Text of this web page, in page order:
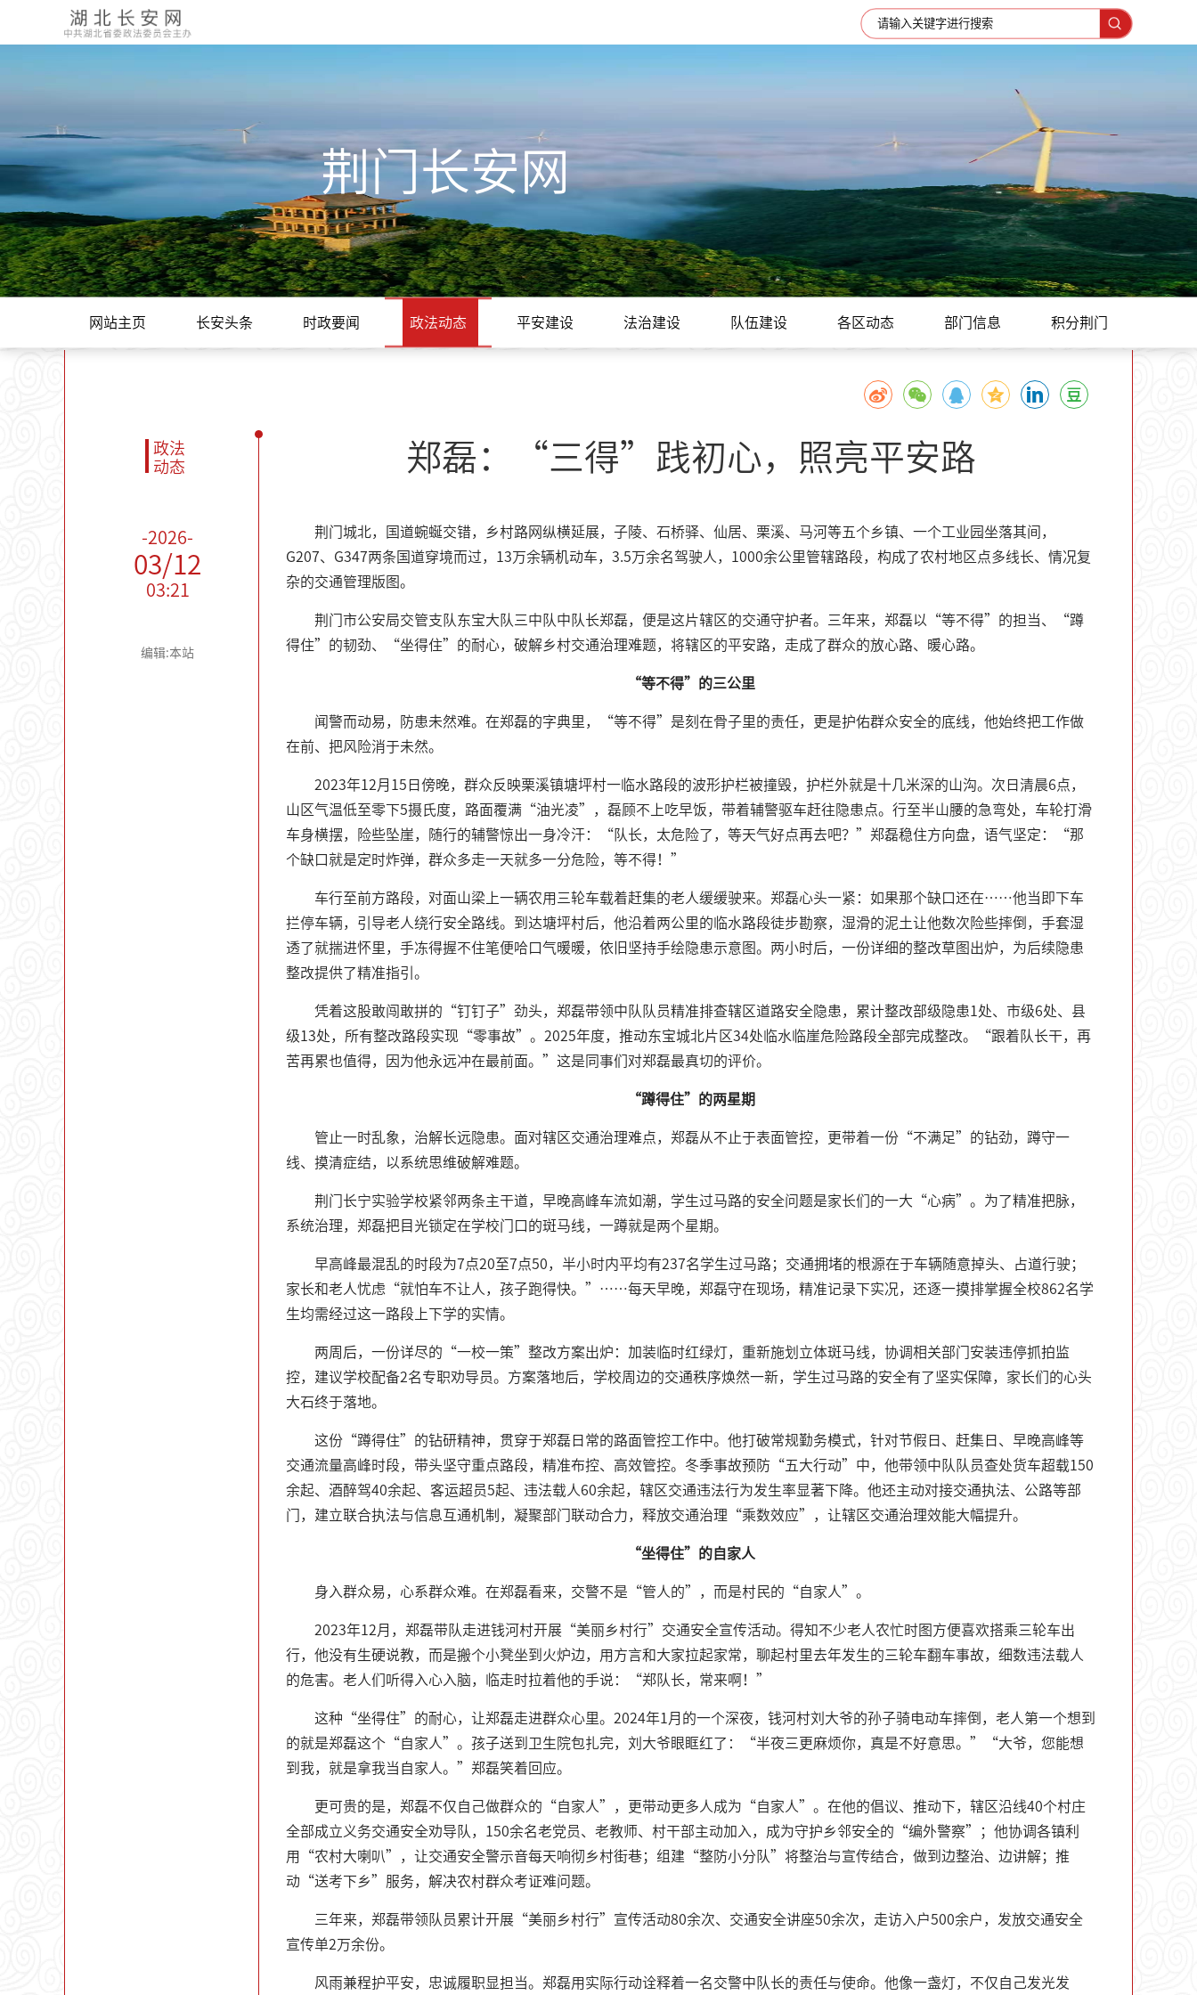
荆门长安网
网站主页 长安头条 时政要闻 政法动态 平安建设 法治建设 队伍建设 各区动态 部门信息 积分荆门
政法
动态
-2026-
03/12
03:21
编辑:本站
郑磊：“三得”践初心，照亮平安路
荆门城北，国道蜿蜒交错，乡村路网纵横延展，子陵、石桥驿、仙居、栗溪、马河等五个乡镇、一个工业园坐落其间，
G207、G347两条国道穿境而过，13万余辆机动车，3.5万余名驾驶人，1000余公里管辖路段，构成了农村地区点多线长、情况复
杂的交通管理版图。
荆门市公安局交管支队东宝大队三中队中队长郑磊，便是这片辖区的交通守护者。三年来，郑磊以“等不得”的担当、“蹲
得住”的韧劲、“坐得住”的耐心，破解乡村交通治理难题，将辖区的平安路，走成了群众的放心路、暖心路。
“等不得”的三公里
闻警而动易，防患未然难。在郑磊的字典里，“等不得”是刻在骨子里的责任，更是护佑群众安全的底线，他始终把工作做
在前、把风险消于未然。
2023年12月15日傍晚，群众反映栗溪镇塘坪村一临水路段的波形护栏被撞毁，护栏外就是十几米深的山沟。次日清晨6点，
山区气温低至零下5摄氏度，路面覆满“油光凌”，磊顾不上吃早饭，带着辅警驱车赶往隐患点。行至半山腰的急弯处，车轮打滑
车身横摆，险些坠崖，随行的辅警惊出一身冷汗：“队长，太危险了，等天气好点再去吧？”郑磊稳住方向盘，语气坚定：“那
个缺口就是定时炸弹，群众多走一天就多一分危险，等不得！”
车行至前方路段，对面山梁上一辆农用三轮车载着赶集的老人缓缓驶来。郑磊心头一紧：如果那个缺口还在……他当即下车
拦停车辆，引导老人绕行安全路线。到达塘坪村后，他沿着两公里的临水路段徒步勘察，湿滑的泥土让他数次险些摔倒，手套湿
透了就揣进怀里，手冻得握不住笔便哈口气暖暖，依旧坚持手绘隐患示意图。两小时后，一份详细的整改草图出炉，为后续隐患
整改提供了精准指引。
凭着这股敢闯敢拼的“钉钉子”劲头，郑磊带领中队队员精准排查辖区道路安全隐患，累计整改部级隐患1处、市级6处、县
级13处，所有整改路段实现“零事故”。2025年度，推动东宝城北片区34处临水临崖危险路段全部完成整改。“跟着队长干，再
苦再累也值得，因为他永远冲在最前面。”这是同事们对郑磊最真切的评价。
“蹲得住”的两星期
管止一时乱象，治解长远隐患。面对辖区交通治理难点，郑磊从不止于表面管控，更带着一份“不满足”的钻劲，蹲守一
线、摸清症结，以系统思维破解难题。
荆门长宁实验学校紧邻两条主干道，早晚高峰车流如潮，学生过马路的安全问题是家长们的一大“心病”。为了精准把脉，
系统治理，郑磊把目光锁定在学校门口的斑马线，一蹲就是两个星期。
早高峰最混乱的时段为7点20至7点50，半小时内平均有237名学生过马路；交通拥堵的根源在于车辆随意掉头、占道行驶；
家长和老人忧虑“就怕车不让人，孩子跑得快。”……每天早晚，郑磊守在现场，精准记录下实况，还逐一摸排掌握全校862名学
生均需经过这一路段上下学的实情。
两周后，一份详尽的“一校一策”整改方案出炉：加装临时红绿灯，重新施划立体斑马线，协调相关部门安装违停抓拍监
控，建议学校配备2名专职劝导员。方案落地后，学校周边的交通秩序焕然一新，学生过马路的安全有了坚实保障，家长们的心头
大石终于落地。
这份“蹲得住”的钻研精神，贯穿于郑磊日常的路面管控工作中。他打破常规勤务模式，针对节假日、赶集日、早晚高峰等
交通流量高峰时段，带头坚守重点路段，精准布控、高效管控。冬季事故预防“五大行动”中，他带领中队队员查处货车超载150
余起、酒醉驾40余起、客运超员5起、违法载人60余起，辖区交通违法行为发生率显著下降。他还主动对接交通执法、公路等部
门，建立联合执法与信息互通机制，凝聚部门联动合力，释放交通治理“乘数效应”，让辖区交通治理效能大幅提升。
“坐得住”的自家人
身入群众易，心系群众难。在郑磊看来，交警不是“管人的”，而是村民的“自家人”。
2023年12月，郑磊带队走进钱河村开展“美丽乡村行”交通安全宣传活动。得知不少老人农忙时图方便喜欢搭乘三轮车出
行，他没有生硬说教，而是搬个小凳坐到火炉边，用方言和大家拉起家常，聊起村里去年发生的三轮车翻车事故，细数违法载人
的危害。老人们听得入心入脑，临走时拉着他的手说：“郑队长，常来啊！”
这种“坐得住”的耐心，让郑磊走进群众心里。2024年1月的一个深夜，钱河村刘大爷的孙子骑电动车摔倒，老人第一个想到
的就是郑磊这个“自家人”。孩子送到卫生院包扎完，刘大爷眼眶红了：“半夜三更麻烦你，真是不好意思。”“大爷，您能想
到我，就是拿我当自家人。”郑磊笑着回应。
更可贵的是，郑磊不仅自己做群众的“自家人”，更带动更多人成为“自家人”。在他的倡议、推动下，辖区沿线40个村庄
全部成立义务交通安全劝导队，150余名老党员、老教师、村干部主动加入，成为守护乡邻安全的“编外警察”；他协调各镇利
用“农村大喇叭”，让交通安全警示音每天响彻乡村街巷；组建“整防小分队”将整治与宣传结合，做到边整治、边讲解；推
动“送考下乡”服务，解决农村群众考证难问题。
三年来，郑磊带领队员累计开展“美丽乡村行”宣传活动80余次、交通安全讲座50余次，走访入户500余户，发放交通安全
宣传单2万余份。
风雨兼程护平安，忠诚履职显担当。郑磊用实际行动诠释着一名交警中队长的责任与使命。他像一盏灯，不仅自己发光发